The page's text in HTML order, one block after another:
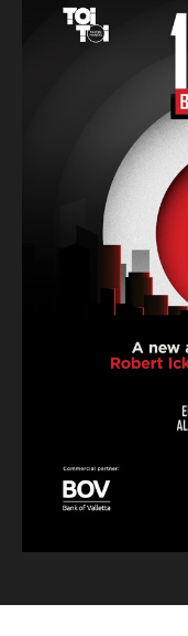
Din il-produzzjoni
ħsejjes qawwija,
tortura. Mhijiex